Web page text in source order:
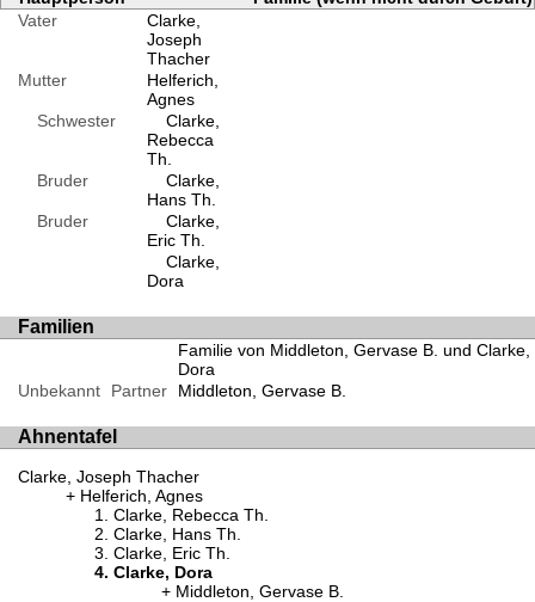
Vater
Clarke,
Joseph
Thacher
Mutter
Helferich,
Agnes
Schwester
Clarke,
Rebecca
Th.
Bruder
Clarke,
Hans Th.
Bruder
Clarke,
Eric Th.
Clarke,
Dora
Familien
Familie von Middleton, Gervase B. und Clarke,
Dora
Unbekannt
Partner Middleton, Gervase B.
Ahnentafel
Clarke, Joseph Thacher
Helferich, Agnes
Clarke, Rebecca Th.
Clarke, Hans Th.
Clarke, Eric Th.
Clarke, Dora
Middleton, Gervase B.